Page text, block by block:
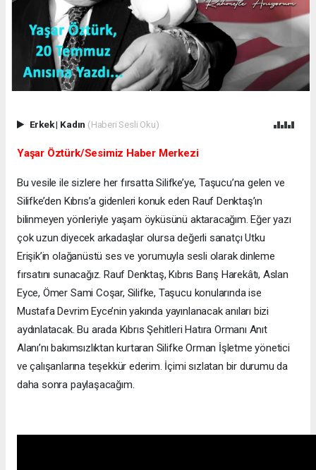
Erkek| Kadın (Haberi Sesli Oku)
Yaşar Öztürk/Sesimiz Haber Merkezi
Bu vesile ile sizlere her fırsatta Silifke’ye, Taşucu’na gelen ve
Silifke’den Kıbrıs’a gidenleri konuk eden Rauf Denktaş’ın
bilinmeyen yönleriyle yaşam öyküsünü aktaracağım. Eğer yazı
çok uzun diyecek arkadaşlar olursa değerli sanatçı Utku
Erişik’in olağanüstü ses ve yorumuyla sesli olarak dinleme
fırsatını sunacağız. Rauf Denktaş, Kıbrıs Barış Harekâtı, Aslan
Eyce, Ömer Sami Coşar, Silifke, Taşucu konularında ise
Mustafa Devrim Eyce’nin yakında yayınlanacak anıları bizi
aydınlatacak. Bu arada Kıbrıs Şehitleri Hatıra Ormanı Anıt
Alanı’nı bakımsızlıktan kurtaran Silifke Orman İşletme yönetici
ve çalışanlarına teşekkür ederim. İçimi sızlatan bir durumu da
daha sonra paylaşacağım.